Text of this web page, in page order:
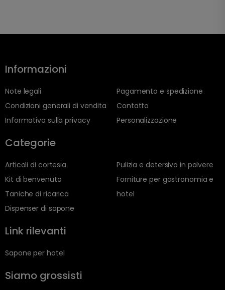
Informazioni
Note legali
Condizioni generali di vendita
Informativa sulla privacy
Pagamento e spedizione
Contatto
Personalizzazione
Categorie
Articoli di cortesia
Kit di benvenuto
Taniche di ricarica
Dispenser di sapone
Pulizia e detersivo in polvere
Forniture per gastronomia e
hotel
Link rilevanti
Sapone per hotel
Siamo grossisti